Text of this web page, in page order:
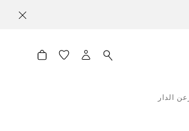
عن الدار